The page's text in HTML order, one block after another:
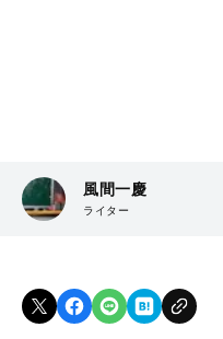
風間一慶
ライター